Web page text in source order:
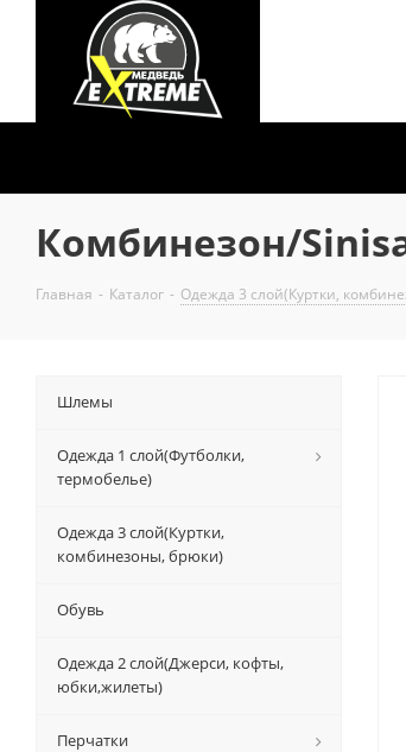
Комбинезон/
Главная - Каталог - Одежда 3 слой(Куртки,
Шлемы
Одежда 1 слой(Футболки,
термобелье)
Одежда 3 слой(Куртки,
комбинезоны, брюки)
Обувь
Одежда 2 слой(Джерси, кофты,
юбки,жилеты)
Перчатки